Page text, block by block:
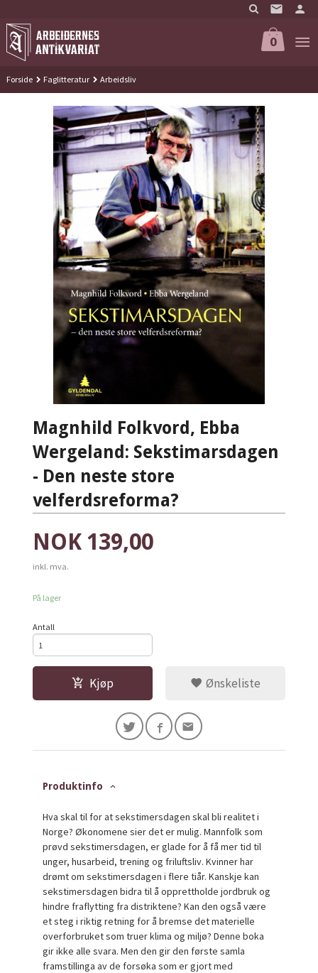
til
innholdet
0
Forside Faglitteratur Arbeidsliv
Magnhild Folkvord, Ebba
Wergeland: Sekstimarsdagen
- Den neste store
velferdsreforma?
Pris
NOK 139,00
inkl. mva.
På lager
Antall
Kjøp Ønskeliste
Produktinfo
Hva skal til for at sekstimersdagen skal bli realitet i
Norge? Økonomene sier det er mulig. Mannfolk som
prøvd sekstimersdagen, er glade for å få mer tid til
unger, husarbeid, trening og friluftsliv. Kvinner har
drømt om sekstimersdagen i flere tiår. Kanskje kan
sekstimersdagen bidra til å opprettholde jordbruk og
hindre fraflytting fra distriktene? Kan den også være
et steg i riktig retning for å bremse det materielle
overforbruket som truer klima og miljø? Denne boka
gir ikke alle svara. Men den gir den første samla
framstillinga av de forsøka som er gjort med